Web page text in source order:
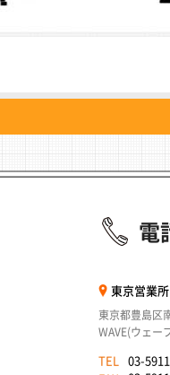
電
東京営業所
東京都豊島区
WAVE(ウェー
TEL
03-